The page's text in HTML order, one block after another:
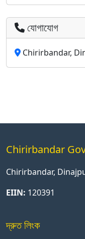
যোগাযোগ
Chirirbandar,
Chirirbandar
Chirirbandar,
EIIN: 120391
দ্রুত লিংক